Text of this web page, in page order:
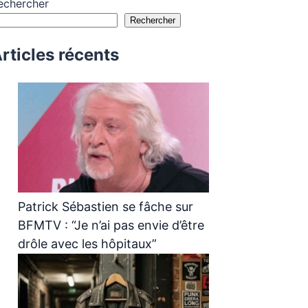
Rechercher
récents
Patrick Sébastien se fâche sur
BFMTV : “Je n’ai pas envie d’être
drôle avec les hôpitaux”